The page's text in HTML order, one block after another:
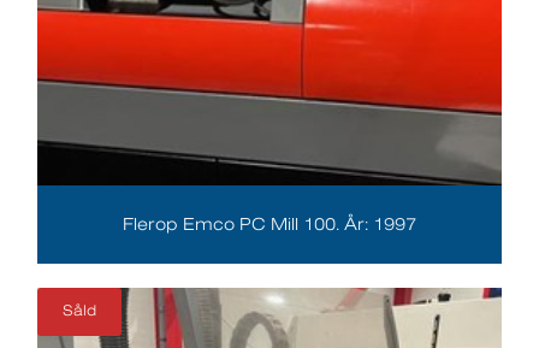
Flerop Emco PC Mill 100. År: 1997
Såld